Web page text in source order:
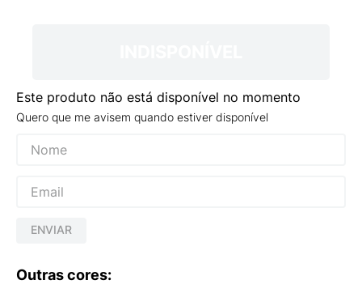
Este produto não está disponível no momento
Quero que me avisem quando estiver disponível
ENVIAR
Outras cores: